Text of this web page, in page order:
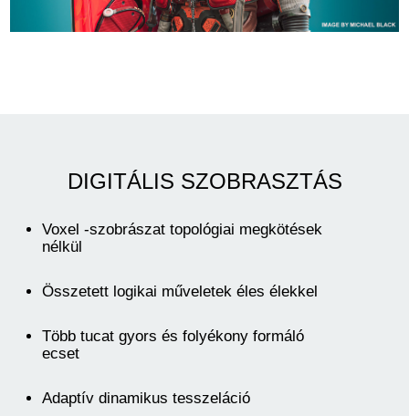
DIGITÁLIS SZOBRASZTÁS
Voxel -szobrászat topológiai megkötések
nélkül
Összetett logikai műveletek éles élekkel
Több tucat gyors és folyékony formáló
ecset
Adaptív dinamikus tesszeláció